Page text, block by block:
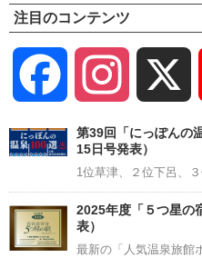
注目のコンテンツ
Facebook Instagram
第39回「にっぽんの
15日号発表）
1位草津、２位下呂、
2025年度「５つ星の
表）
最新の「人気温泉旅館